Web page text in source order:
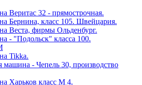
Веритас 32 - прямострочная.
Бернина, класс 105. Швейцария.
Веста, фирмы Ольденбург.
- "Подольск" класса 100.
Tikka.
машина - Чепель 30, производство
Харьков класс М 4.